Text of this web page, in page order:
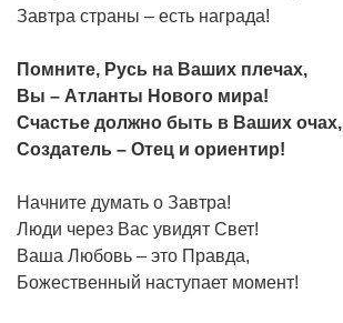
Завтра страны – есть награда!
Помните, Русь на Ваших плечах,
Вы – Атланты Нового мира!
Счастье должно быть в Ваших очах,
Создатель – Отец и ориентир!
Начните думать о Завтра!
Люди через Вас увидят Свет!
Ваша Любовь – это Правда,
Божественный наступает момент!